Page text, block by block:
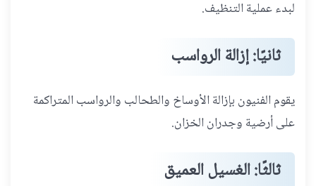
لبدء عملية التنظيف.
ثانيًا: إزالة الرواسب
يقوم الفنيون بإزالة الأوساخ والطحالب والرواسب المتراكمة
على أرضية وجدران الخزان.
ثالثًا: الغسيل العميق